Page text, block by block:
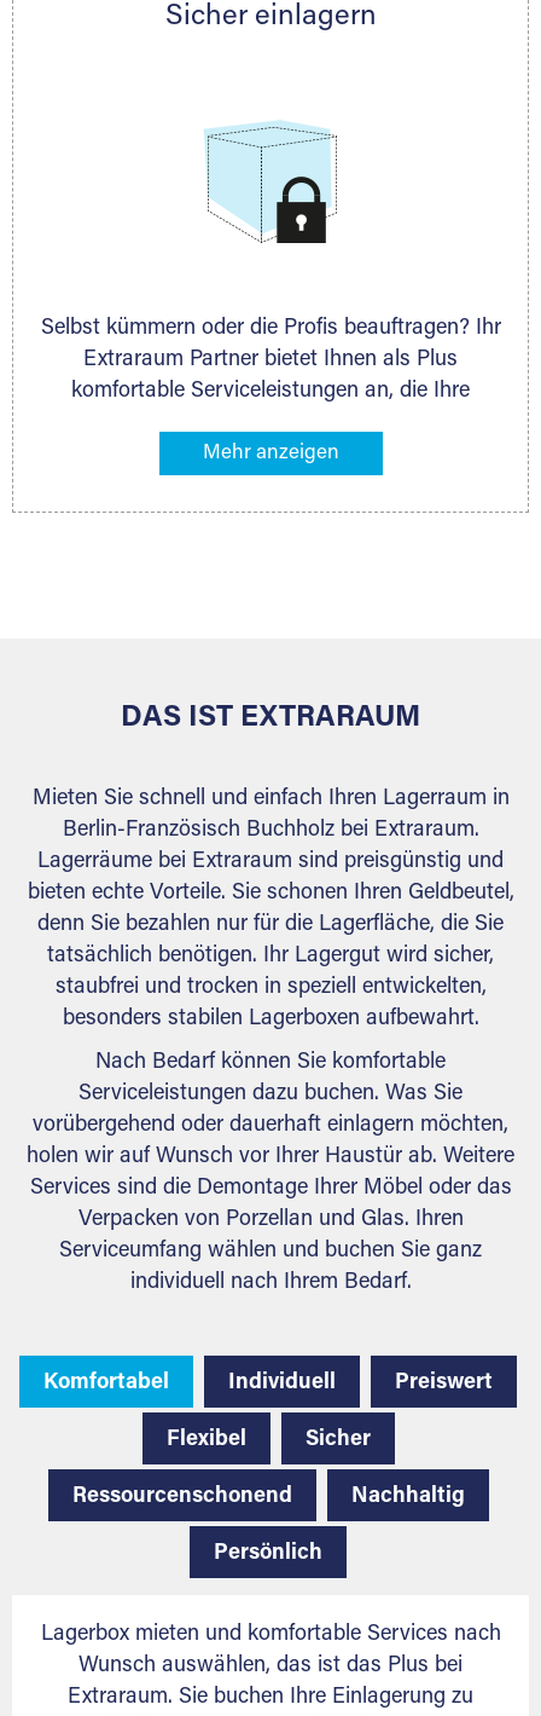
persönlich hinsichtlich Lagervolumen und zu
Sicher einlagern
Selbst kümmern oder die Profis beauftragen? Ihr
Extraraum Partner bietet Ihnen als Plus
komfortable Serviceleistungen an, die Ihre
gehören z. B. Verpackungsservice, Lieferung von
Ihr Lagergut wird bei Ihrem Extraraum Partner
DAS IST EXTRARAUM
Mieten Sie schnell und einfach Ihren Lagerraum in
Berlin-Französisch Buchholz bei Extraraum.
Lagerräume bei Extraraum sind preisgünstig und
bieten echte Vorteile. Sie schonen Ihren Geldbeutel,
denn Sie bezahlen nur für die Lagerfläche, die Sie
tatsächlich benötigen. Ihr Lagergut wird sicher,
staubfrei und trocken in speziell entwickelten,
besonders stabilen Lagerboxen aufbewahrt.
Nach Bedarf können Sie komfortable
Serviceleistungen dazu buchen. Was Sie
vorübergehend oder dauerhaft einlagern möchten,
holen wir auf Wunsch vor Ihrer Haustür ab. Weitere
Services sind die Demontage Ihrer Möbel oder das
Verpacken von Porzellan und Glas. Ihren
Serviceumfang wählen und buchen Sie ganz
individuell nach Ihrem Bedarf.
Komfortabel Individuell Preiswert
Flexibel Sicher
Ressourcenschonend Nachhaltig
Persönlich
Lagerbox mieten und komfortable Services nach
Wunsch auswählen, das ist das Plus bei
Extraraum. Sie buchen Ihre Einlagerung zu